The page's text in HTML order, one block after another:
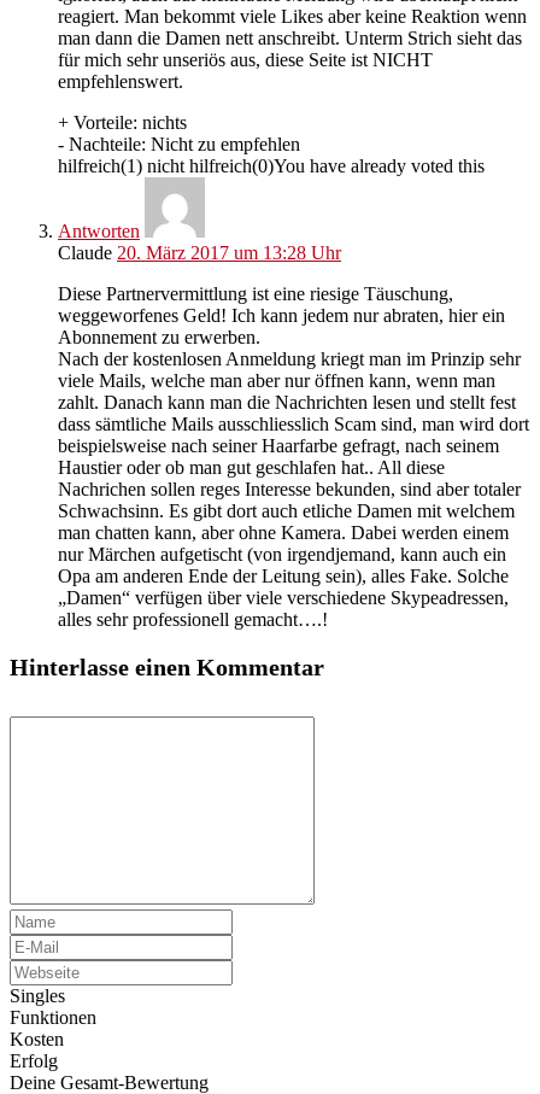
reagiert. Man bekommt viele Likes aber keine Reaktion wenn
man dann die Damen nett anschreibt. Unterm Strich sieht das
für mich sehr unseriös aus, diese Seite ist NICHT
empfehlenswert.
+ Vorteile: nichts
- Nachteile: Nicht zu empfehlen
hilfreich(1) nicht hilfreich(0)You have already voted this
Antworten
Claude 20. März 2017 um 13:28 Uhr
Diese Partnervermittlung ist eine riesige Täuschung,
weggeworfenes Geld! Ich kann jedem nur abraten, hier ein
Abonnement zu erwerben.
Nach der kostenlosen Anmeldung kriegt man im Prinzip sehr
viele Mails, welche man aber nur öffnen kann, wenn man
zahlt. Danach kann man die Nachrichten lesen und stellt fest
dass sämtliche Mails ausschliesslich Scam sind, man wird dort
beispielsweise nach seiner Haarfarbe gefragt, nach seinem
Haustier oder ob man gut geschlafen hat.. All diese
Nachrichen sollen reges Interesse bekunden, sind aber totaler
Schwachsinn. Es gibt dort auch etliche Damen mit welchem
man chatten kann, aber ohne Kamera. Dabei werden einem
nur Märchen aufgetischt (von irgendjemand, kann auch ein
Opa am anderen Ende der Leitung sein), alles Fake. Solche
„Damen“ verfügen über viele verschiedene Skypeadressen,
alles sehr professionell gemacht….!
Hinterlasse einen Kommentar
Singles
Funktionen
Kosten
Erfolg
Deine Gesamt-Bewertung